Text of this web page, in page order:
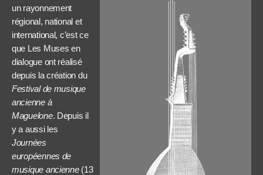
un rayonnement
régional, national et
international, c’est ce
que Les Muses en
dialogue ont réalisé
depuis la création du
Festival de musique
ancienne à
Maguelone. Depuis il
y a aussi les
Journées
européennes de
musique ancienne (13